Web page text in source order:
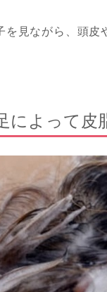
見ながら、頭皮
よって皮